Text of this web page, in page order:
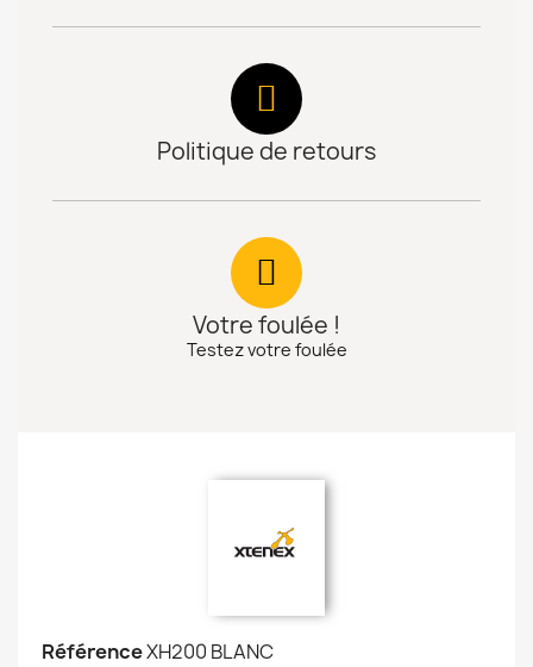
Politique de retours
Votre foulée !
Testez votre foulée
RéférenceXH200 BLANC